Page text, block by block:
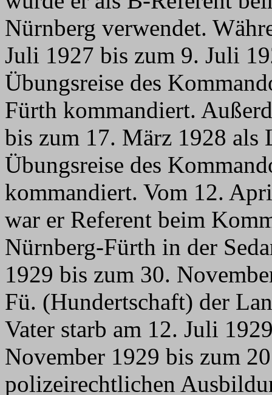
Nürnberg verwendet.
Juli 1927 bis zum 9. Juli
Übungsreise des
Fürth kommandiert.
bis zum 17. März 1928 als
Übungsreise des
kommandiert. Vom 12.
war er Referent beim
Nürnberg-Fürth in der
1929 bis zum 30.
Fü. (Hundertschaft) der
Vater starb am 12. Juli
November 1929 bis zum
polizeirechtlichen